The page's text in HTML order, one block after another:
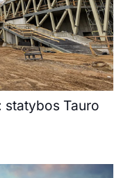
statybos Tauro